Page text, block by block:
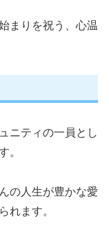
まりを祝う、心温
ニティの一員とし
。
の人生が豊かな愛
れます。